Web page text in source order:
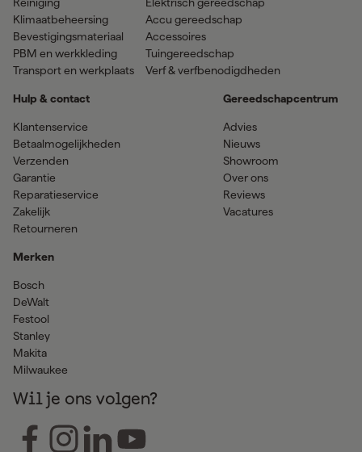
Klimaatbeheersing
Bevestigingsmateriaal
PBM en werkkleding
Transport en werkplaats
Accu gereedschap
Accessoires
Tuingereedschap
Verf & verfbenodigdheden
Hulp & contact
Klantenservice
Betaalmogelijkheden
Verzenden
Garantie
Reparatieservice
Zakelijk
Retourneren
Merken
Bosch
DeWalt
Festool
Stanley
Makita
Milwaukee
Gereedschapcentrum
Advies
Nieuws
Showroom
Over ons
Reviews
Vacatures
Wil je ons volgen?